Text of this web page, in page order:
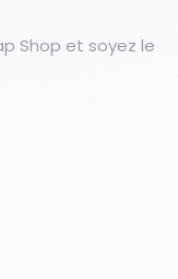
Shop et soyez le